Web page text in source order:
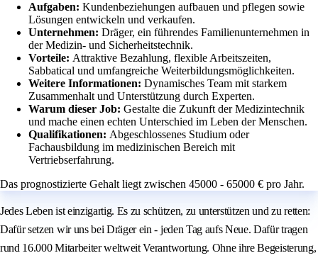
Aufgaben: Kundenbeziehungen aufbauen und pflegen sowie
Lösungen entwickeln und verkaufen.
Unternehmen: Dräger, ein führendes Familienunternehmen in
der Medizin- und Sicherheitstechnik.
Vorteile: Attraktive Bezahlung, flexible Arbeitszeiten,
Sabbatical und umfangreiche Weiterbildungsmöglichkeiten.
Weitere Informationen: Dynamisches Team mit starkem
Zusammenhalt und Unterstützung durch Experten.
Warum dieser Job: Gestalte die Zukunft der Medizintechnik
und mache einen echten Unterschied im Leben der Menschen.
Qualifikationen: Abgeschlossenes Studium oder
Fachausbildung im medizinischen Bereich mit
Vertriebserfahrung.
Das prognostizierte Gehalt liegt zwischen 45000 - 65000 € pro Jahr.
Jedes Leben ist einzigartig. Es zu schützen, zu unterstützen und zu retten:
Dafür setzen wir uns bei Dräger ein - jeden Tag aufs Neue. Dafür tragen
rund 16.000 Mitarbeiter weltweit Verantwortung. Ohne ihre Begeisterung,